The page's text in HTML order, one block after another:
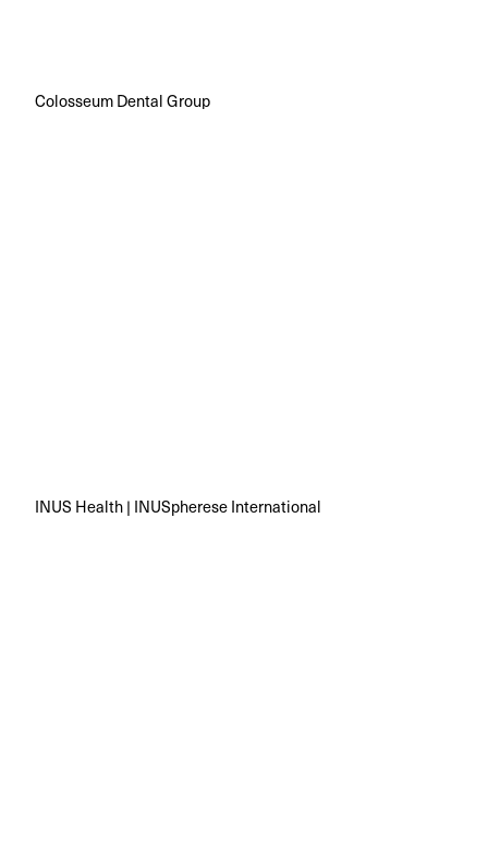
Colosseum Dental Group
INUS Health | INUSpherese International